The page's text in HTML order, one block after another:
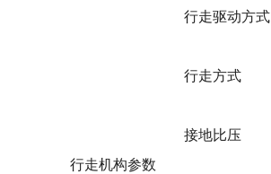
行走机构参数
行走驱动方式
行走方式
接地比压